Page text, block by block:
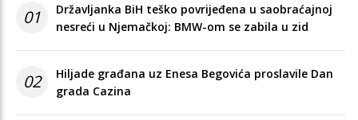
01
Državljanka BiH teško povrijeđena u saobraćajnoj
nesreći u Njemačkoj: BMW-om se zabila u zid
02
Hiljade građana uz Enesa Begovića proslavile Dan
grada Cazina